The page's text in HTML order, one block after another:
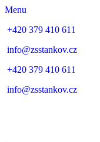
Menu
+420 379 410 611
info@zsstankov.cz
+420 379 410 611
info@zsstankov.cz